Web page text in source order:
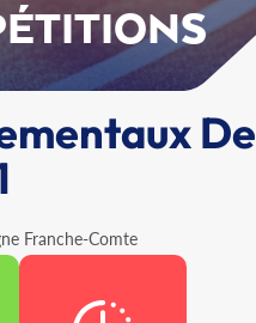
De
Franche-Comte